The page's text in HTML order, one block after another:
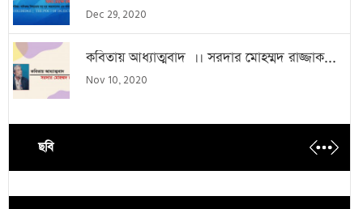
Dec 29, 2020
কবিতায় আধ্যাত্মবাদ ।। সরদার মোহম্মদ রাজ্জাক...
Nov 10, 2020
ছবি